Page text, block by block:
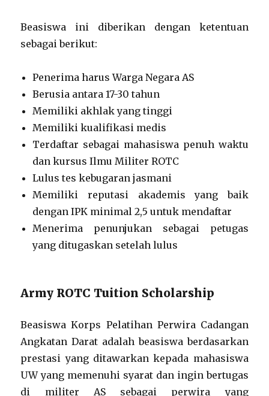
Beasiswa ini diberikan dengan ketentuan
sebagai berikut:
Penerima harus Warga Negara AS
Berusia antara 17-30 tahun
Memiliki akhlak yang tinggi
Memiliki kualifikasi medis
Terdaftar sebagai mahasiswa penuh waktu
dan kursus Ilmu Militer ROTC
Lulus tes kebugaran jasmani
Memiliki reputasi akademis yang baik
dengan IPK minimal 2,5 untuk mendaftar
Menerima penunjukan sebagai petugas
yang ditugaskan setelah lulus
Army ROTC Tuition Scholarship
Beasiswa Korps Pelatihan Perwira Cadangan
Angkatan Darat adalah beasiswa berdasarkan
prestasi yang ditawarkan kepada mahasiswa
UW yang memenuhi syarat dan ingin bertugas
di militer AS sebagai perwira yang